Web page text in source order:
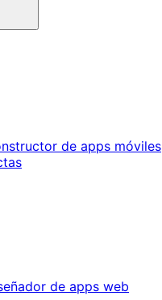
de apps móviles
de apps web